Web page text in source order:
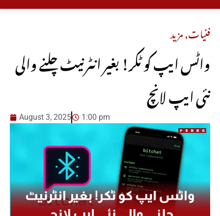
فنیات,مزید
واٹس ایپ کو ٹکر! بغیر انٹرنیٹ چلنے والی
نئی ایپ لانچ
August 3, 2025 1:00 pm